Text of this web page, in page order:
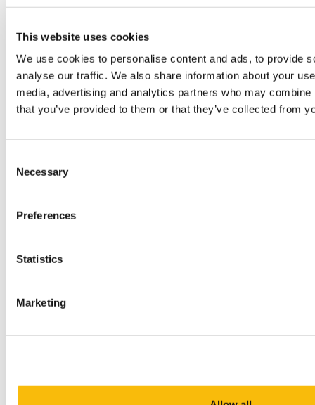
This website uses cookies
We use cookies to personalise content and ads, to provide
analyse our traffic. We also share information about your
media, advertising and analytics partners who may
that you’ve provided to them or that they’ve collected from
Selection
Necessary
Preferences
Statistics
Marketing
Carrière
en je RC-kwalificatie halen. Daarvoor volg je de